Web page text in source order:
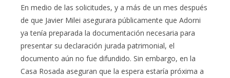
En medio de las solicitudes, y a más de un mes después
de que Javier Milei asegurara públicamente que Adorni
ya tenía preparada la documentación necesaria para
presentar su declaración jurada patrimonial, el
documento aún no fue difundido. Sin embargo, en la
Casa Rosada aseguran que la espera estaría próxima a